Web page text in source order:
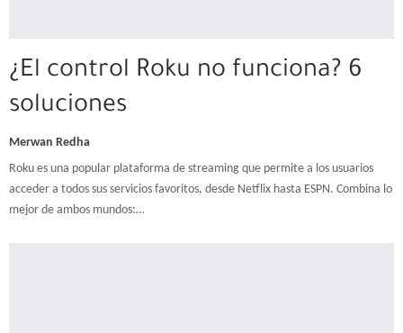
¿El control Roku no funciona? 6
soluciones
Merwan Redha
Roku es una popular plataforma de streaming que permite a los usuarios
acceder a todos sus servicios favoritos, desde Netflix hasta ESPN. Combina lo
mejor de ambos mundos:…